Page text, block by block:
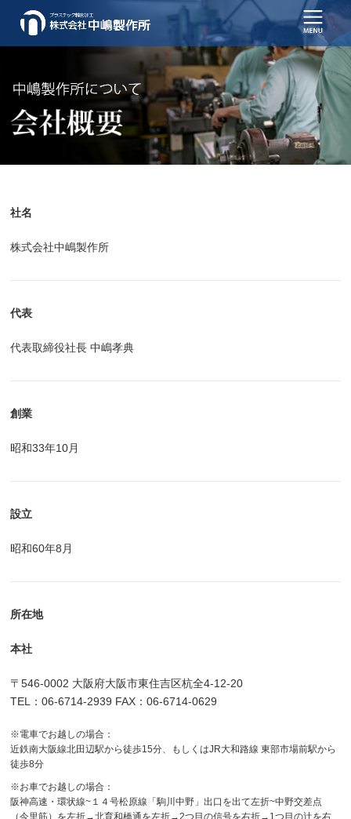
社名
株式会社中嶋製作所
代表
代表取締役社長 中嶋孝典
創業
昭和33年10月
設立
昭和60年8月
所在地
本社
〒546-0002 大阪府大阪市東住吉区杭全4-12-20
TEL：06-6714-2939 FAX：06-6714-0629
※電車でお越しの場合：
近鉄南大阪線北田辺駅から徒歩15分、もしくはJR大和路線 東部市場前駅から
徒歩8分
※お車でお越しの場合：
阪神高速・環状線~１４号松原線「駒川中野」出口を出て左折~中野交差点
（今里筋）を左折→北育和橋通を左折→2つ目の信号を右折→1つ目の辻を右